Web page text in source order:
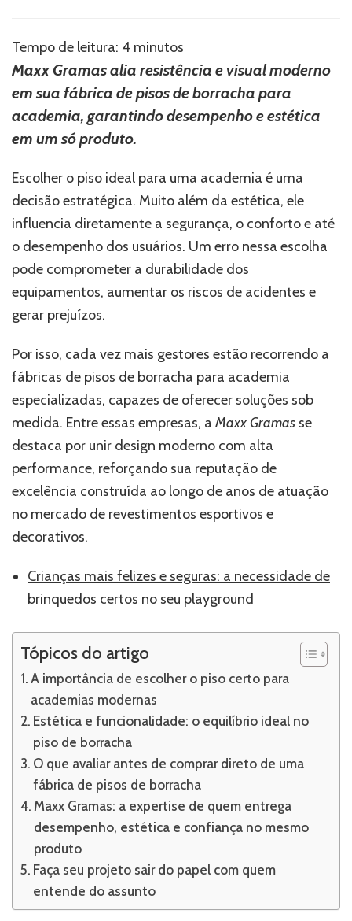
pisos
borracha
para
academia:
como
a
Gramas
entrega
desempenho
e
estética
no
mesmo
produto
Tempo de leitura: 4 minutos
Maxx Gramas alia resistência e visual moderno
em sua fábrica de pisos de borracha para
academia, garantindo desempenho e estética
em um só produto.
Escolher o piso ideal para uma academia é uma
decisão estratégica. Muito além da estética, ele
influencia diretamente a segurança, o conforto e até
o desempenho dos usuários. Um erro nessa escolha
pode comprometer a durabilidade dos
equipamentos, aumentar os riscos de acidentes e
gerar prejuízos.
Por isso, cada vez mais gestores estão recorrendo a
fábricas de pisos de borracha para academia
especializadas, capazes de oferecer soluções sob
medida. Entre essas empresas, a Maxx Gramas se
destaca por unir design moderno com alta
performance, reforçando sua reputação de
excelência construída ao longo de anos de atuação
no mercado de revestimentos esportivos e
decorativos.
Crianças mais felizes e seguras: a necessidade de
brinquedos certos no seu playground
Tópicos do artigo
A importância de escolher o piso certo para
academias modernas
Estética e funcionalidade: o equilíbrio ideal no
piso de borracha
O que avaliar antes de comprar direto de uma
fábrica de pisos de borracha
Maxx Gramas: a expertise de quem entrega
desempenho, estética e confiança no mesmo
produto
Faça seu projeto sair do papel com quem
entende do assunto